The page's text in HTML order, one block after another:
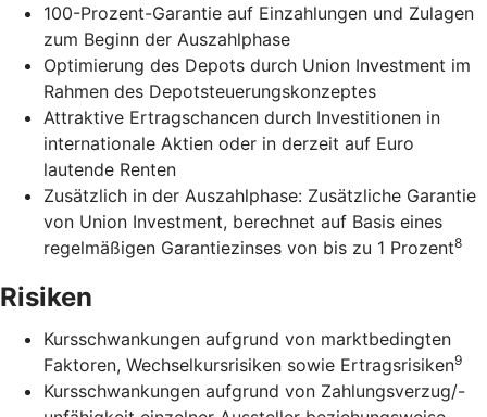
100-Prozent-Garantie auf Einzahlungen und Zulagen
zum Beginn der Auszahlphase
Optimierung des Depots durch Union Investment im
Rahmen des Depotsteuerungskonzeptes
Attraktive Ertragschancen durch Investitionen in
internationale Aktien oder in derzeit auf Euro
lautende Renten
Zusätzlich in der Auszahlphase: Zusätzliche Garantie
von Union Investment, berechnet auf Basis eines
regelmäßigen Garantiezinses von bis zu 1 Prozent8
Risiken
Kursschwankungen aufgrund von marktbedingten
Faktoren, Wechselkursrisiken sowie Ertragsrisiken9
Kursschwankungen aufgrund von Zahlungsverzug/-